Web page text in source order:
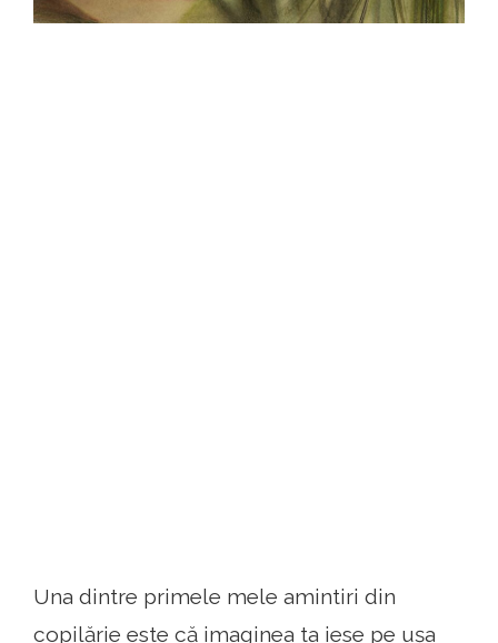
Una dintre primele mele amintiri din
copilărie este că imaginea ta iese pe ușa